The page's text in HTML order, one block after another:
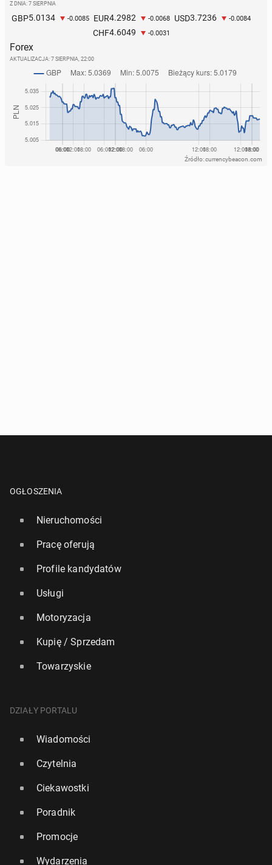
Z DNIA: 7 SIERPNIA
GBP5.0134 -0.0085 EUR4.2982 -0.0068 USD3.7236 -0.0084
CHF4.6049 -0.0031
Forex
AKTUALIZACJA: 7 SIERPNIA, 22:00
Źródło: currencybeacon.com
OGŁOSZENIA
Nieruchomości
Pracę oferują
Profile kandydatów
Usługi
Motoryzacja
Kupię / Sprzedam
Towarzyskie
DZIAŁY PORTALU
Wiadomości
Czytelnia
Ciekawostki
Poradnik
Promocje
Wydarzenia